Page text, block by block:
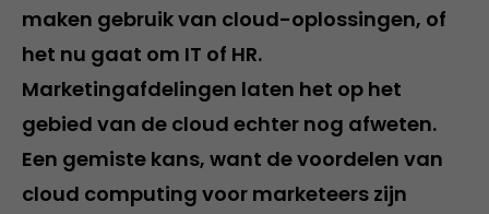
maken gebruik van cloud-oplossingen, of
het nu gaat om IT of HR.
Marketingafdelingen laten het op het
gebied van de cloud echter nog afweten.
Een gemiste kans, want de voordelen van
cloud computing voor marketeers zijn